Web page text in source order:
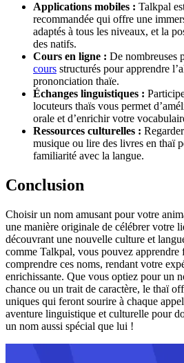
Applications mobiles : Talkpal
recommandée qui offre une
adaptés à tous les niveaux, et la
des natifs.
Cours en ligne : De nombreuses
cours structurés pour apprendre
prononciation thaïe.
Échanges linguistiques :
locuteurs thaïs vous permet
orale et d’enrichir votre
Ressources culturelles :
musique ou lire des livres en thaï
familiarité avec la langue.
Conclusion
Choisir un nom amusant pour votre
une manière originale de célébrer votre
découvrant une nouvelle culture et
comme Talkpal, vous pouvez apprendre
comprendre ces noms, rendant votre
enrichissante. Que vous optiez pour un
chance ou un trait de caractère, le thaï
uniques qui feront sourire à chaque
aventure linguistique et culturelle pour
un nom aussi spécial que lui !